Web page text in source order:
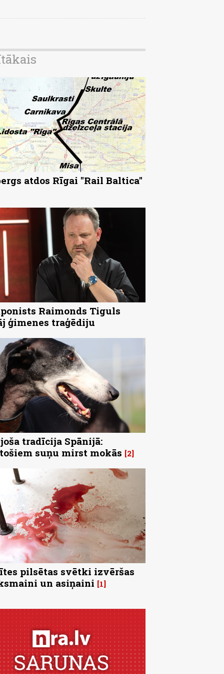
atdos Rīgai "Rail Baltica"
Raimonds Tiguls
ģimenes traģēdiju
tradīcija Spānijā:
suņu mirst mokās 2
pilsētas svētki izvēršas
un asiņaini 1